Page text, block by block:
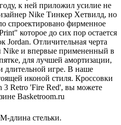
к ней приложил усилие не
Nike Тинкер Хетвилд, но
спроектировано фирменное
которое до сих пор остается
Jordan. Отличительная черта
Nike и впервыe примененный в
для лучшей амортизации,
длительной игре. В наше
иконой стиля. Кроссовки
Retro 'Fire Red', вы можете
Basketroom.ru
длина стельки.